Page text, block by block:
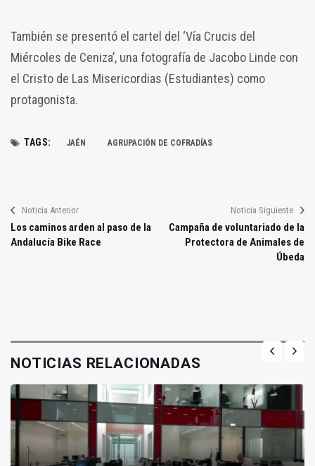
También se presentó el cartel del ‘Vía Crucis del
Miércoles de Ceniza’, una fotografía de Jacobo Linde con
el Cristo de Las Misericordias (Estudiantes) como
protagonista.
TAGS: JAÉN AGRUPACIÓN DE COFRADÍAS
Noticia Anterior
Los caminos arden al paso de la
Andalucía Bike Race
Noticia Siguiente
Campaña de voluntariado de la
Protectora de Animales de
Úbeda
NOTICIAS RELACIONADAS